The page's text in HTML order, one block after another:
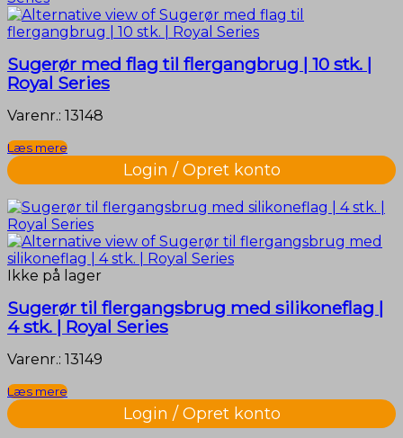
Sugerør med flag til flergangbrug | 10 stk. |
Royal Series
Varenr.: 13148
Læs mere
Login / Opret konto
Ikke på lager
Sugerør til flergangsbrug med silikoneflag |
4 stk. | Royal Series
Varenr.: 13149
Læs mere
Login / Opret konto